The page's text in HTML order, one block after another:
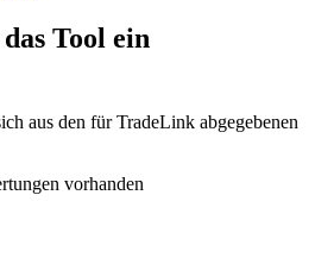
das Tool ein
aus den für TradeLink abgegebenen
vorhanden